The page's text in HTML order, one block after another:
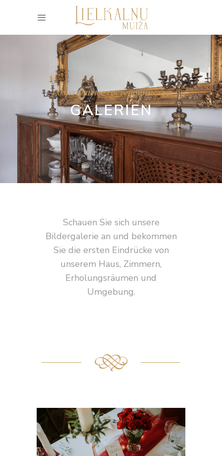
Сознательное гостеприимство
GALERIEN
Schauen Sie sich unsere
Bildergalerie an und bekommen
Sie die ersten Eindrücke von
unserem Haus, Zimmern,
Erholungsräumen und
Umgebung.